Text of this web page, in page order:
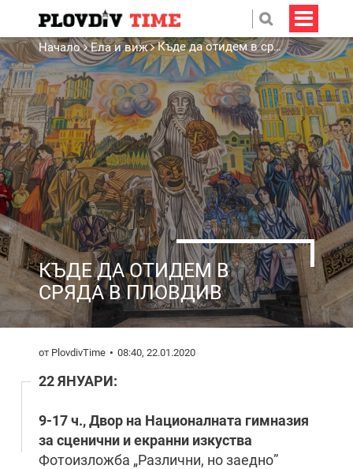
Начало Ела и виж Къде да отидем в сряда в Пловдив
КЪДЕ ДА ОТИДЕМ В
СРЯДА В ПЛОВДИВ
от PlovdivTime 08:40, 22.01.2020
22 ЯНУАРИ:
9-17 ч., Двор на Националната гимназия
за сценични и екранни изкуства
Фотоизложба „Различни, но заедно”